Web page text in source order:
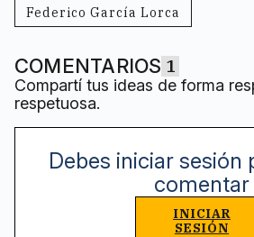
Federico García Lorca
COMENTARIOS 1
Compartí tus ideas de forma
respetuosa.
Debes iniciar sesión
comentar
INICIAR
SESIÓN